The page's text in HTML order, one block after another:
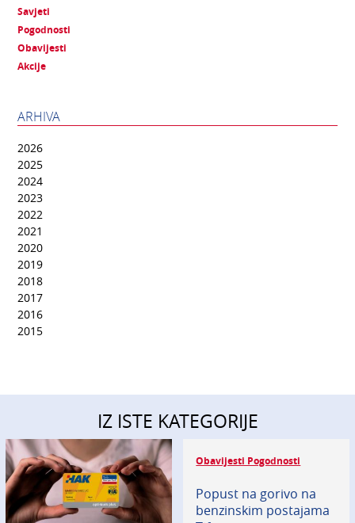
Savjeti
Pogodnosti
Obavijesti
Akcije
ARHIVA
2026
2025
2024
2023
2022
2021
2020
2019
2018
2017
2016
2015
IZ ISTE KATEGORIJE
Obavijesti Pogodnosti
Popust na gorivo na
benzinskim postajama